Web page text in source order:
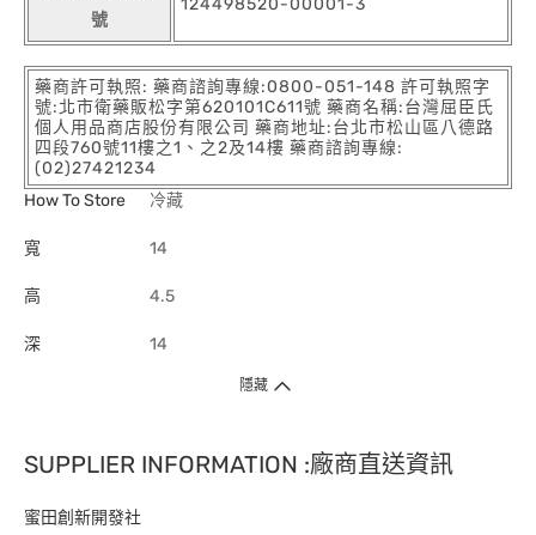
號
124498520-00001-3
藥商許可執照: 藥商諮詢專線:0800-051-148 許可執照字
號:北市衛藥販松字第620101C611號 藥商名稱:台灣屈臣氏
個人用品商店股份有限公司 藥商地址:台北市松山區八德路
四段760號11樓之1、之2及14樓 藥商諮詢專線:
(02)27421234
How To Store
冷藏
寬 14
高 4.5
深 14
隱藏
SUPPLIER INFORMATION :廠商直送資訊
蜜田創新開發社